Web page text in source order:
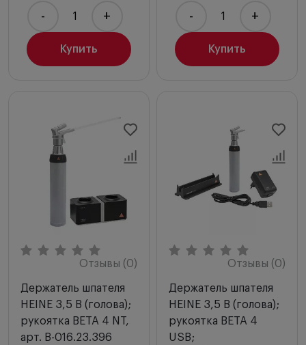
Купить
- +
Купить
- +
Отзывы (0)
Держатель шпателя
HEINE 3,5 В (голова);
рукоятка BETA 4 NT,
арт. B-016.23.396
Отзывы (0)
Держатель шпателя
HEINE 3,5 В (голова);
рукоятка BETA 4
USB;